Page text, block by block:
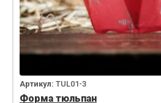
Артикул: TUL01-3
Форма тюльпан